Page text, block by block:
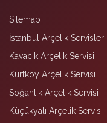
Sitemap
İstanbul Arçelik Servisleri
Kavacık Arçelik Servisi
Kurtköy Arçelik Servisi
Soğanlık Arçelik Servisi
Küçükyalı Arçelik Servisi